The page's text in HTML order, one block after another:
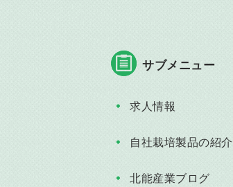
サブメニュー
求人情報
自社栽培製品の紹介
北能産業ブログ